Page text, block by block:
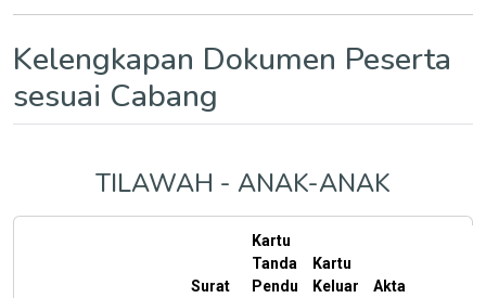
Kelengkapan Dokumen Peserta
sesuai Cabang
TILAWAH - ANAK-ANAK
Surat
Kartu
Tanda
Pendu
Kartu
Keluar
Akta